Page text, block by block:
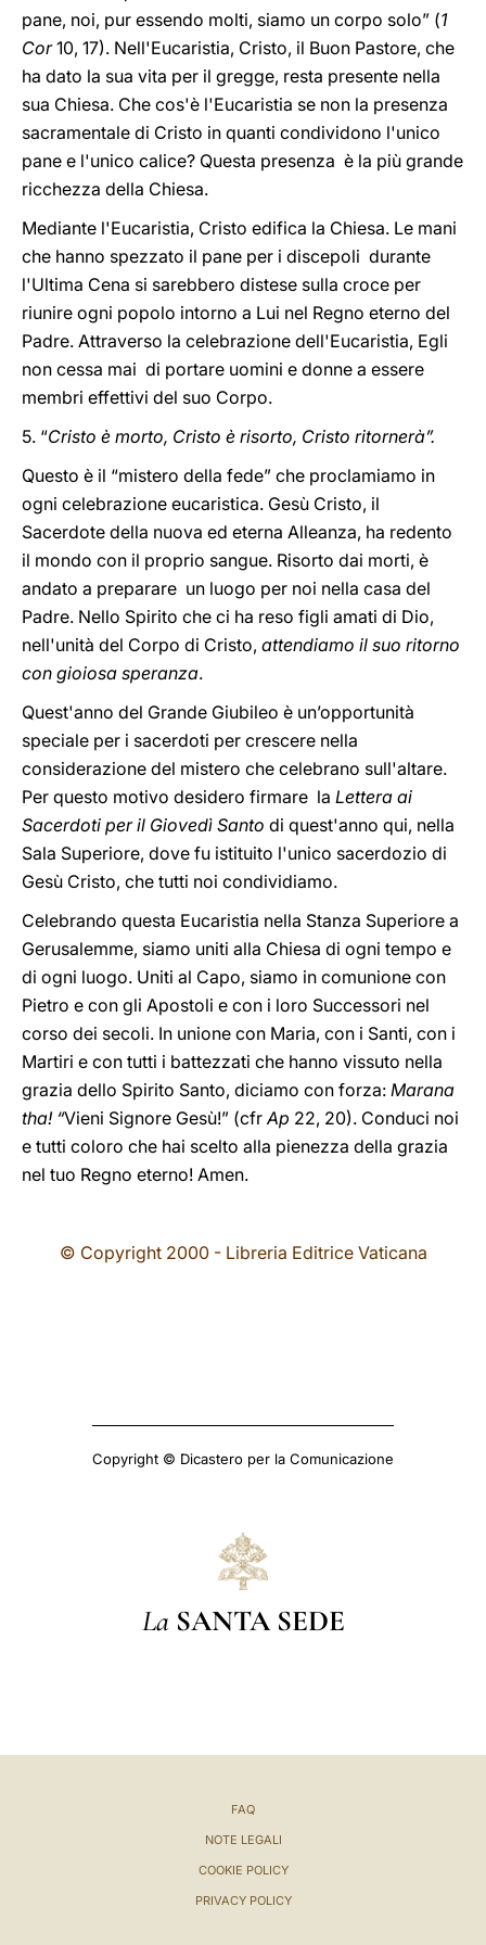
pane, noi, pur essendo molti, siamo un corpo solo” (1
Cor10, 17). Nell'Eucaristia, Cristo, il Buon Pastore, che
ha dato la sua vita per il gregge, resta presente nella
sua Chiesa. Che cos'è l'Eucaristia se non la presenza
sacramentale di Cristo in quanti condividono l'unico
pane e l'unico calice? Questa presenza è la più grande
ricchezza della Chiesa.
Mediante l'Eucaristia, Cristo edifica la Chiesa. Le mani
che hanno spezzato il pane per i discepoli durante
l'Ultima Cena si sarebbero distese sulla croce per
riunire ogni popolo intorno a Lui nel Regno eterno del
Padre. Attraverso la celebrazione dell'Eucaristia, Egli
non cessa mai di portare uomini e donne a essere
membri effettivi del suo Corpo.
5. “Cristo è morto, Cristo è risorto, Cristo ritornerà”.
Questo è il “mistero della fede” che proclamiamo in
ogni celebrazione eucaristica. Gesù Cristo, il
Sacerdote della nuova ed eterna Alleanza, ha redento
il mondo con il proprio sangue. Risorto dai morti, è
andato a preparare un luogo per noi nella casa del
Padre. Nello Spirito che ci ha reso figli amati di Dio,
nell'unità del Corpo di Cristo, attendiamo il suo ritorno
con gioiosa speranza.
Quest'anno del Grande Giubileo è un’opportunità
speciale per i sacerdoti per crescere nella
considerazione del mistero che celebrano sull'altare.
Per questo motivo desidero firmare la Lettera ai
Sacerdoti per il Giovedì Santo di quest'anno qui, nella
Sala Superiore, dove fu istituito l'unico sacerdozio di
Gesù Cristo, che tutti noi condividiamo.
Celebrando questa Eucaristia nella Stanza Superiore a
Gerusalemme, siamo uniti alla Chiesa di ogni tempo e
di ogni luogo. Uniti al Capo, siamo in comunione con
Pietro e con gli Apostoli e con i loro Successori nel
corso dei secoli. In unione con Maria, con i Santi, con i
Martiri e con tutti i battezzati che hanno vissuto nella
grazia dello Spirito Santo, diciamo con forza: Marana
tha! “Vieni Signore Gesù!” (cfrAp 22, 20). Conduci noi
e tutti coloro che hai scelto alla pienezza della grazia
nel tuo Regno eterno! Amen.
© Copyright 2000 - Libreria Editrice Vaticana
Copyright © Dicastero per la Comunicazione
La SANTA SEDE
FAQ
NOTE LEGALI
COOKIE POLICY
PRIVACY POLICY